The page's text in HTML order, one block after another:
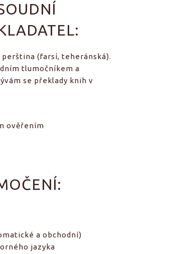
perština (farsí, teheránská).
tlumočníkem a
se překlady knih v
ověřením
a obchodní)
jazyka